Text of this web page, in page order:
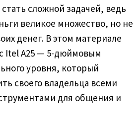
сложной задачей, ведь
великое множество, но не
денег. В этом материале
Itel A25 — 5-дюймовым
уровня, который
своего владельца всеми
для общения и